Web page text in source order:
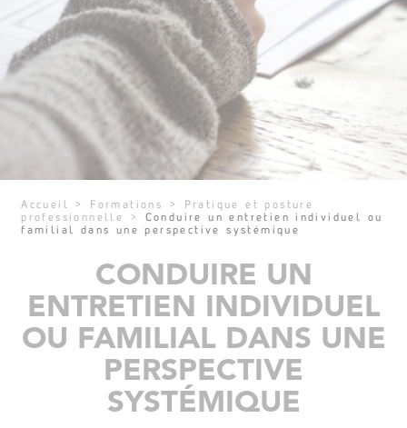
Accueil > Formations >
Pratique et posture
professionnelle
> Conduire un entretien individuel ou
familial dans une perspective systémique
CONDUIRE UN
ENTRETIEN INDIVIDUEL
OU FAMILIAL DANS UNE
PERSPECTIVE
SYSTÉMIQUE